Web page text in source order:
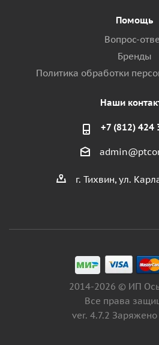
Помощь
Вопрос-
Бренды
Политика обработки
Наши
+7 (812) 424
г. Тихвин, ул.
2014-2026 © ИП
Все права
ver. 4.7.2 Заряжено